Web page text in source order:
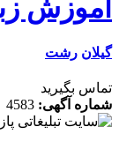
رشت
بگیرید
آگهی:4583